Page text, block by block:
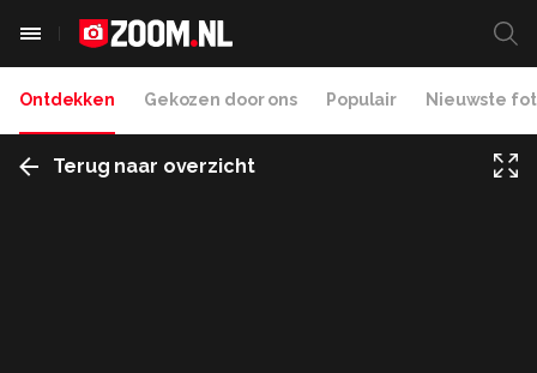
Ontdekken Gekozen door ons Populair Nieuwste
Terug naar overzicht